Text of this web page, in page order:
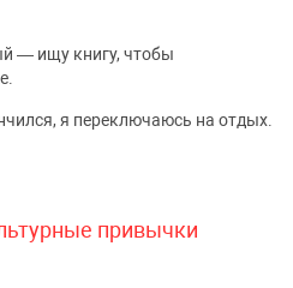
— ищу книгу, чтобы
я переключаюсь на отдых.
привычки